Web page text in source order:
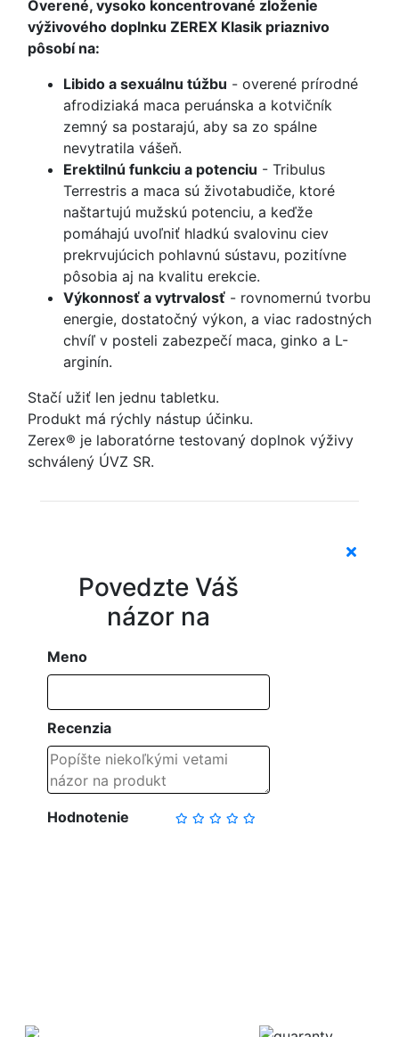
Overené, vysoko koncentrované zloženie
výživového doplnku ZEREX Klasik priaznivo
pôsobí na:
Libido a sexuálnu túžbu - overené prírodné
afrodiziaká maca peruánska a kotvičník
zemný sa postarajú, aby sa zo spálne
nevytratila vášeň.
Erektilnú funkciu a potenciu - Tribulus
Terrestris a maca sú životabudiče, ktoré
naštartujú mužskú potenciu, a keďže
pomáhajú uvoľniť hladkú svalovinu ciev
prekrvujúcich pohlavnú sústavu, pozitívne
pôsobia aj na kvalitu erekcie.
Výkonnosť a vytrvalosť - rovnomernú tvorbu
energie, dostatočný výkon, a viac radostných
chvíľ v posteli zabezpečí maca, ginko a L-
arginín.
Stačí užiť len jednu tabletku.
Produkt má rýchly nástup účinku.
Zerex® je laboratórne testovaný doplnok výživy
schválený ÚVZ SR.
Povedzte Váš
názor na
Meno
Recenzia
Hodnotenie